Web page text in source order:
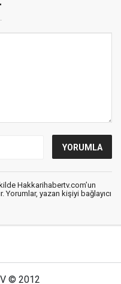
Hakkarihabertv.com’un
yazan kişiyi bağlayıcı
© 2012